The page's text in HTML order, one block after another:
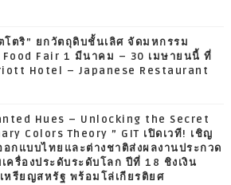
โตริ” ยกวัตถุดิบชั้นเลิศ จัดมหกรรม
Fair 1 มีนาคม – 30 เมษายนนี้ ที่
Hotel – Japanese Restaurant
Hues – Unlocking the Secret
Colors Theory ” GIT เปิดเวที! เชิญ
กแบบไทยและต่างชาติส่งผลงานประกวด
ครื่องประดับระดับโลก ปีที่ 18 ชิงเงิน
หรียญสหรัฐ พร้อมโล่เกียรติยศ